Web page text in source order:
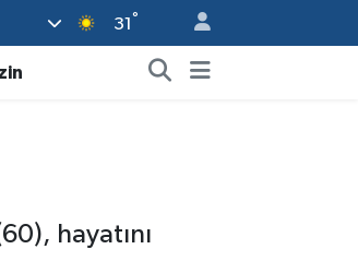
31 °
hayatını